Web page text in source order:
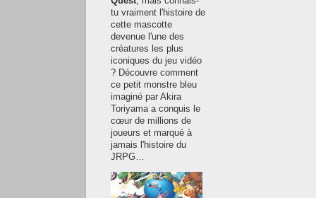
tu vraiment l'histoire de
cette mascotte
devenue l'une des
créatures les plus
iconiques du jeu vidéo
? Découvre comment
ce petit monstre bleu
imaginé par Akira
Toriyama a conquis le
cœur de millions de
joueurs et marqué à
jamais l'histoire du
JRPG…